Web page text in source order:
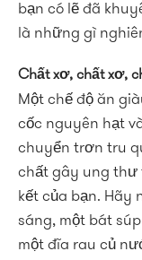
bạn có lẽ đã
là những gì
Chất xơ, chất xơ,
Một chế độ ăn
cốc nguyên hạt
chuyển trơn tru
chất gây ung thư
kết của bạn. Hãy
sáng, một bát
một đĩa rau củ